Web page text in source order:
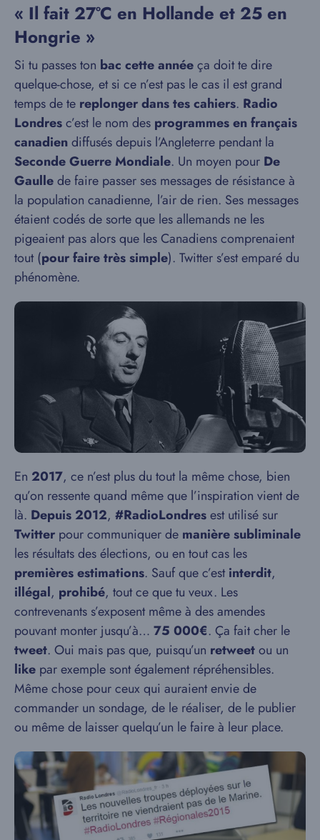
« Il fait 27°C en Hollande et 25 en
Hongrie »
Si tu passes ton bac cette annéeça doit te dire
quelque-chose, et si ce n’est pas le cas il est grand
temps de te replonger dans tes cahiers. Radio
Londresc’est le nom des programmes en français
canadiendiffusés depuis l’Angleterre pendant la
Seconde Guerre Mondiale. Un moyen pour De
Gaullede faire passer ses messages de résistance à
la population canadienne, l’air de rien. Ses messages
étaient codés de sorte que les allemands ne les
pigeaient pas alors que les Canadiens comprenaient
tout (pour faire très simple). Twitter s’est emparé du
phénomène.
En 2017, ce n’est plus du tout la même chose, bien
qu’on ressente quand même que l’inspiration vient de
là. Depuis 2012, #RadioLondresest utilisé sur
Twitter pour communiquer de manière subliminale
les résultats des élections, ou en tout cas les
premières estimations. Sauf que c’estinterdit,
illégal, prohibé, tout ce que tu veux. Les
contrevenants s’exposent même à des amendes
pouvant monter jusqu’à… 75 000€. Ça fait cher le
tweet. Oui mais pas que, puisqu’un retweetou un
like par exemple sont également répréhensibles.
Même chose pour ceux qui auraient envie de
commander un sondage, de le réaliser, de le publier
ou même de laisser quelqu’un le faire à leur place.